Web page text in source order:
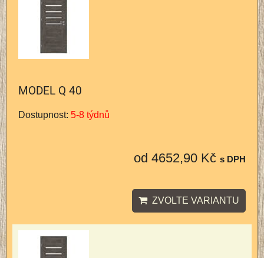
MODEL Q 40
Dostupnost: 5-8 týdnů
od 4652,90 Kč s DPH
ZVOLTE VARIANTU